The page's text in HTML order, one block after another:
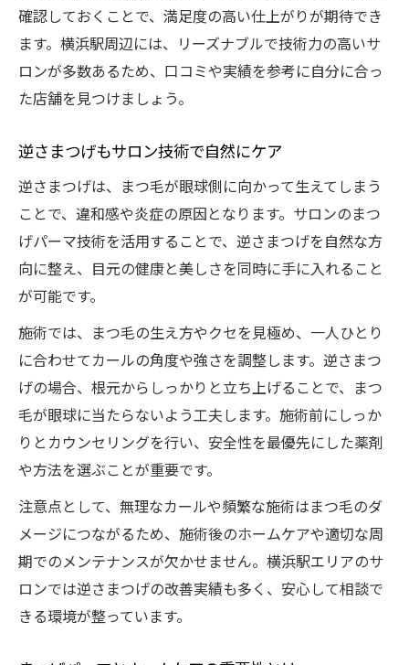
確認しておくことで、満足度の高い仕上がりが期待でき
ます。横浜駅周辺には、リーズナブルで技術力の高いサ
ロンが多数あるため、口コミや実績を参考に自分に合っ
た店舗を見つけましょう。
逆さまつげもサロン技術で自然にケア
逆さまつげは、まつ毛が眼球側に向かって生えてしまう
ことで、違和感や炎症の原因となります。サロンのまつ
げパーマ技術を活用することで、逆さまつげを自然な方
向に整え、目元の健康と美しさを同時に手に入れること
が可能です。
施術では、まつ毛の生え方やクセを見極め、一人ひとり
に合わせてカールの角度や強さを調整します。逆さまつ
げの場合、根元からしっかりと立ち上げることで、まつ
毛が眼球に当たらないよう工夫します。施術前にしっか
りとカウンセリングを行い、安全性を最優先にした薬剤
や方法を選ぶことが重要です。
注意点として、無理なカールや頻繁な施術はまつ毛のダ
メージにつながるため、施術後のホームケアや適切な周
期でのメンテナンスが欠かせません。横浜駅エリアのサ
ロンでは逆さまつげの改善実績も多く、安心して相談で
きる環境が整っています。